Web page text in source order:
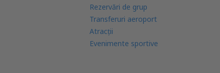
Rezervări de grup
Transferuri aeroport
Atracţii
Evenimente sportive